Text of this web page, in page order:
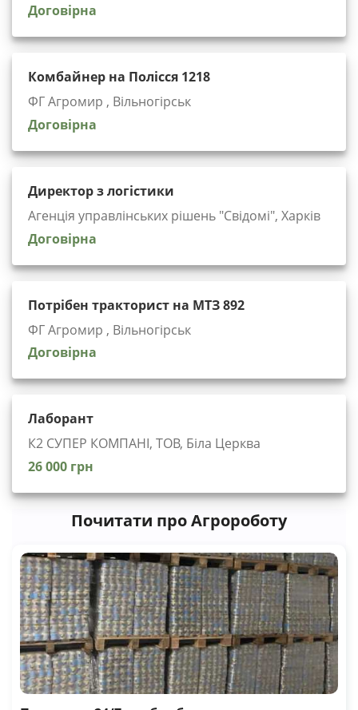
Договірна
Комбайнер на Полісся 1218
ФГ Агромир , Вільногірськ
Договірна
Директор з логістики
Агенція управлінських рішень "Cвідомі", Харків
Договірна
Потрібен тракторист на МТЗ 892
ФГ Агромир , Вільногірськ
Договірна
Лаборант
К2 СУПЕР КОМПАНІ, ТОВ, Біла Церква
26 000 грн
Почитати про Агророботу